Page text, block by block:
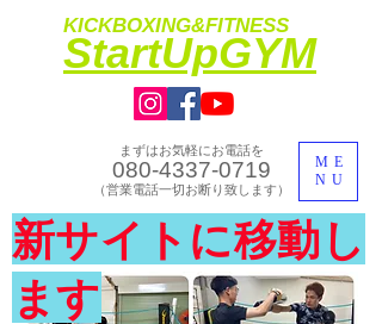
KICKBOXING&FITNESS
​StartUpGYM
ME
NU
まずはお気軽にお電話を
080-4337-0719
​（営業電話一切お断り致します）
​体験入会実施中
新サイトに移動し
ます